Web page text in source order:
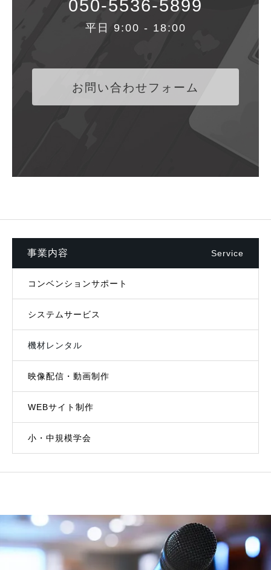
050-5536-5899
平日 9:00 - 18:00
お問い合わせフォーム
事業内容 Service
コンベンションサポート
システムサービス
機材レンタル
映像配信・動画制作
WEBサイト制作
小・中規模学会